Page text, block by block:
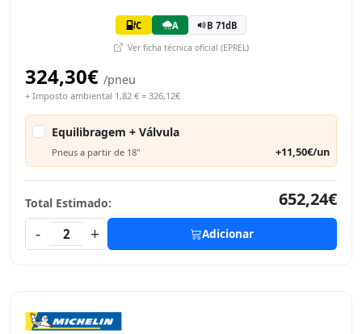
C A B 71dB
Ver ficha técnica oficial (EPREL)
324,30€ /pneu
+ Imposto ambiental 1,82 € = 326,12€
Equilibragem + Válvula
Pneus a partir de 18" +11,50€/un
Total Estimado:
652,24€
-
2 + Adicionar